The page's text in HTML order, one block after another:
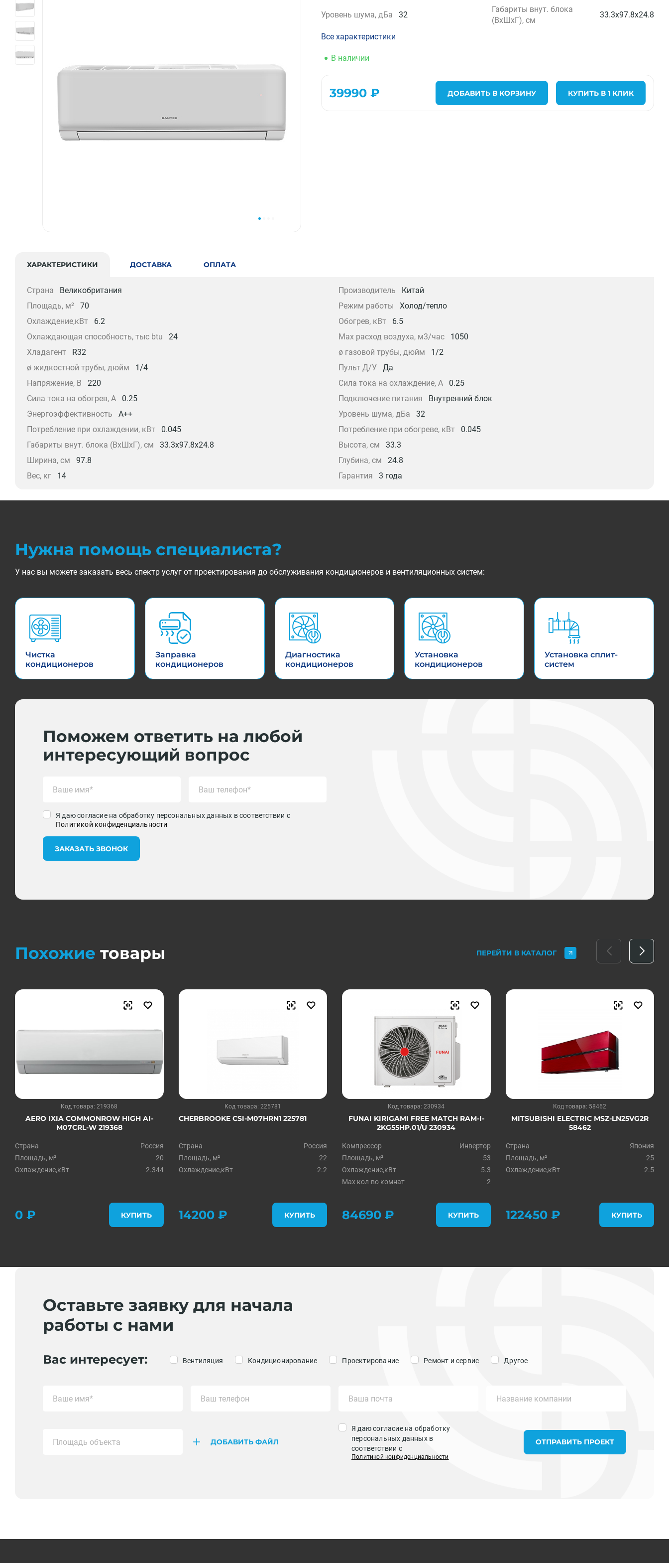
Компрессорно-конденсаторные блоки
Прецизионные кондиционеры
Уровень шума, дБа 32
Габариты внут. блока
(ВхШхГ), см
33.3x97.8x24.8
Все характеристики
В наличии
39990 ₽ ДОБАВИТЬ В КОРЗИНУ КУПИТЬ В 1 КЛИК
ХАРАКТЕРИСТИКИ ДОСТАВКА ОПЛАТА
Страна Великобритания Производитель
Китай
Площадь, м²
70 Режим работы
Холод/тепло
Охлаждение,кВт
6.2 Обогрев, кВт
6.5
Охлаждающая способность, тыс btu
24 Max расход воздуха, м3/час
1050
Хладагент
R32 ø газовой трубы, дюйм
1/2
ø жидкостной трубы, дюйм
1/4 Пульт Д/У
Да
Напряжение, В
220 Сила тока на охлаждение, А
0.25
Сила тока на обогрев, А
0.25 Подключение питания
Внутренний блок
Энергоэффективность
A++ Уровень шума, дБа
32
Потребление при охлаждении, кВт
0.045 Потребление при обогреве, кВт
0.045
Габариты внут. блока (ВхШхГ), см
33.3x97.8x24.8 Высота, см
33.3
Ширина, см
97.8 Глубина, см
24.8
Вес, кг
14 Гарантия 3 года
Нужна помощь специалиста?
У нас вы можете заказать весь спектр услуг от проектирования до обслуживания кондиционеров и вентиляционных систем:
Чистка
кондиционеров
Заправка
кондиционеров
Диагностика
кондиционеров
Установка
кондиционеров
Установка сплит-
систем
Поможем ответить на любой
интересующий вопрос
Я даю согласие на обработку персональных данных в соответствии с
Политикой конфиденциальности
ЗАКАЗАТЬ ЗВОНОК
Похожие товары ПЕРЕЙТИ В КАТАЛОГ
Код товара: 219368
AERO IXIA COMMONROW HIGH AI-
M07CRL-W 219368
Страна
Россия
Площадь, м²
20
Охлаждение,кВт
2.344
0 ₽ КУПИТЬ
Код товара: 225781
CHERBROOKE CSI-M07HRN1 225781
Страна
Россия
Площадь, м²
22
Охлаждение,кВт
2.2
14200 ₽ КУПИТЬ
Код товара: 230934
FUNAI KIRIGAMI FREE MATCH RAM-I-
2KG55HP.01/U 230934
Компрессор
Инвертор
Площадь, м²
53
Охлаждение,кВт
5.3
Max кол-во комнат
2
84690 ₽ КУПИТЬ
Код товара: 58462
MITSUBISHI ELECTRIC MSZ-LN25VG2R
58462
Страна
Япония
Площадь, м²
25
Охлаждение,кВт
2.5
122450 ₽ КУПИТЬ
Оставьте заявку для начала
работы с нами
Вас интересует: Вентиляция Кондиционирование Проектирование Ремонт и сервис Другое
ДОБАВИТЬ ФАЙЛ
Я даю согласие на обработку
персональных данных в
соответствии с
Политикой конфиденциальности
ОТПРАВИТЬ ПРОЕКТ